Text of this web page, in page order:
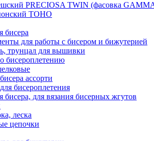
PRECIOSA TWIN (фасовка
TOHO
бисера
для работы с бисером и бижутерией
трунцал для вышивки
бисероплетению
ассорти
бисероплетения
бисера, для вязания бисерных жгутов
леска
цепочки